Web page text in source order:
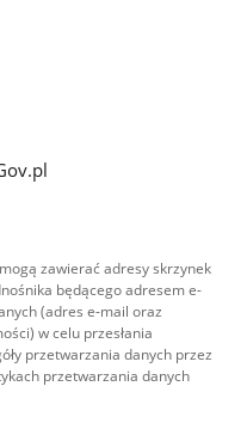
zawierać adresy skrzynek
będącego adresem e-
(adres e-mail oraz
w celu przesłania
przetwarzania danych przez
przetwarzania danych